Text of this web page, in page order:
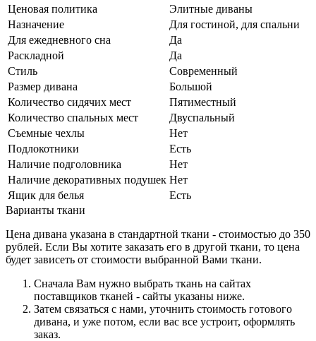
Ценовая политика
Элитные диваны
Назначение
Для гостиной, для спальни
Для ежедневного сна
Да
Раскладной
Да
Стиль
Современный
Размер дивана
Большой
Количество сидячих мест
Пятиместный
Количество спальных мест
Двуспальный
Съемные чехлы
Нет
Подлокотники
Есть
Наличие подголовника
Нет
Наличие декоративных подушек Нет
Ящик для белья
Есть
Варианты ткани
Цена дивана указана в стандартной ткани - стоимостью до 350
рублей. Если Вы хотите заказать его в другой ткани, то цена
будет зависеть от стоимости выбранной Вами ткани.
Сначала Вам нужно выбрать ткань на сайтах
поставщиков тканей - сайты указаны ниже.
Затем связаться с нами, уточнить стоимость готового
дивана, и уже потом, если вас все устроит, оформлять
заказ.